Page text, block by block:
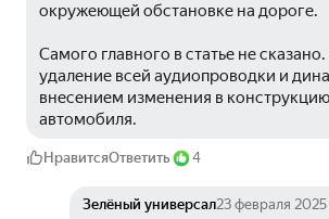
окружеющей обстановке на дороге.
Самого главного в статье не
удаление всей аудиопроводки и
внесением изменения в конструкцию
автомобиля.
НравитсяОтветить 4
Зелёный универсал23 февраля 2025